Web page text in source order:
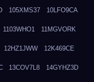
105XMS37 10LFO9CA
1103WHO1 11MGVORK
12HZ1JWW 12K469CE
13COV7L8 14GYHZ3D